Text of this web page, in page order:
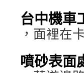
台中機車
，面裡在
噴砂表面